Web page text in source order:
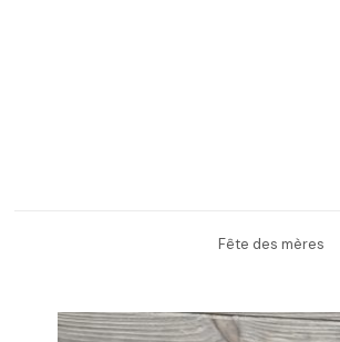
Fête des mères